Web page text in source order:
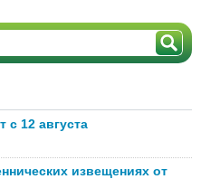
12 августа
извещениях от